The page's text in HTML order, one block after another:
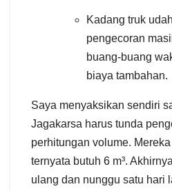
Kadang truk
pengecoran
buang-buang
biaya tambahan.
Saya menyaksikan sendiri
Jagakarsa harus tunda
perhitungan volume.
ternyata butuh 6 m³.
ulang dan nunggu satu hari